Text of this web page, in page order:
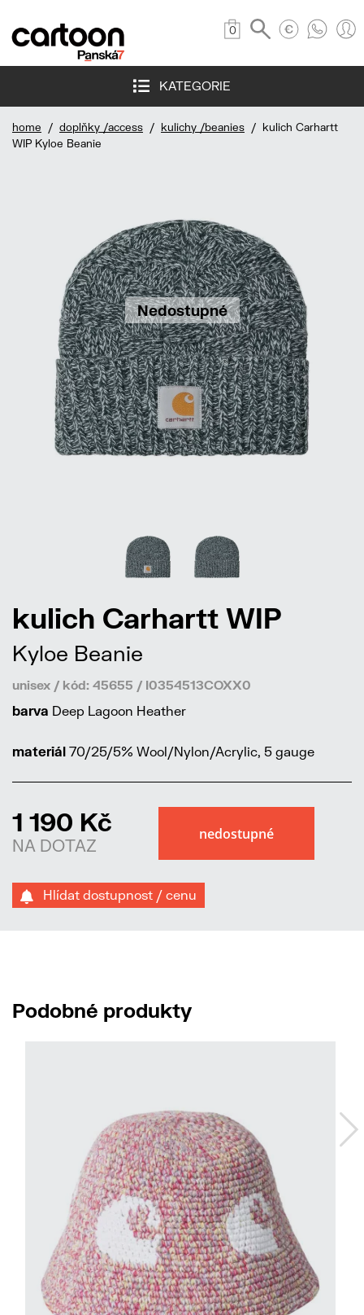
0
KATEGORIE
home / doplňky /access / kulichy /beanies / kulich Carhartt
WIP Kyloe Beanie
Nedostupné
kulich Carhartt WIP
Kyloe Beanie
unisex / kód: 45655 / I0354513COXX0
barva Deep Lagoon Heather
materiál 70/25/5% Wool/Nylon/Acrylic, 5 gauge
1 190 Kč
NA DOTAZ
Hlídat dostupnost / cenu
Podobné produkty